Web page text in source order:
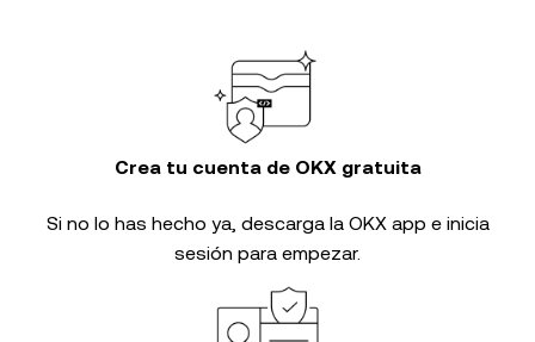
Crea tu cuenta de OKX gratuita
Si no lo has hecho ya, descarga la OKX app e inicia
sesión para empezar.